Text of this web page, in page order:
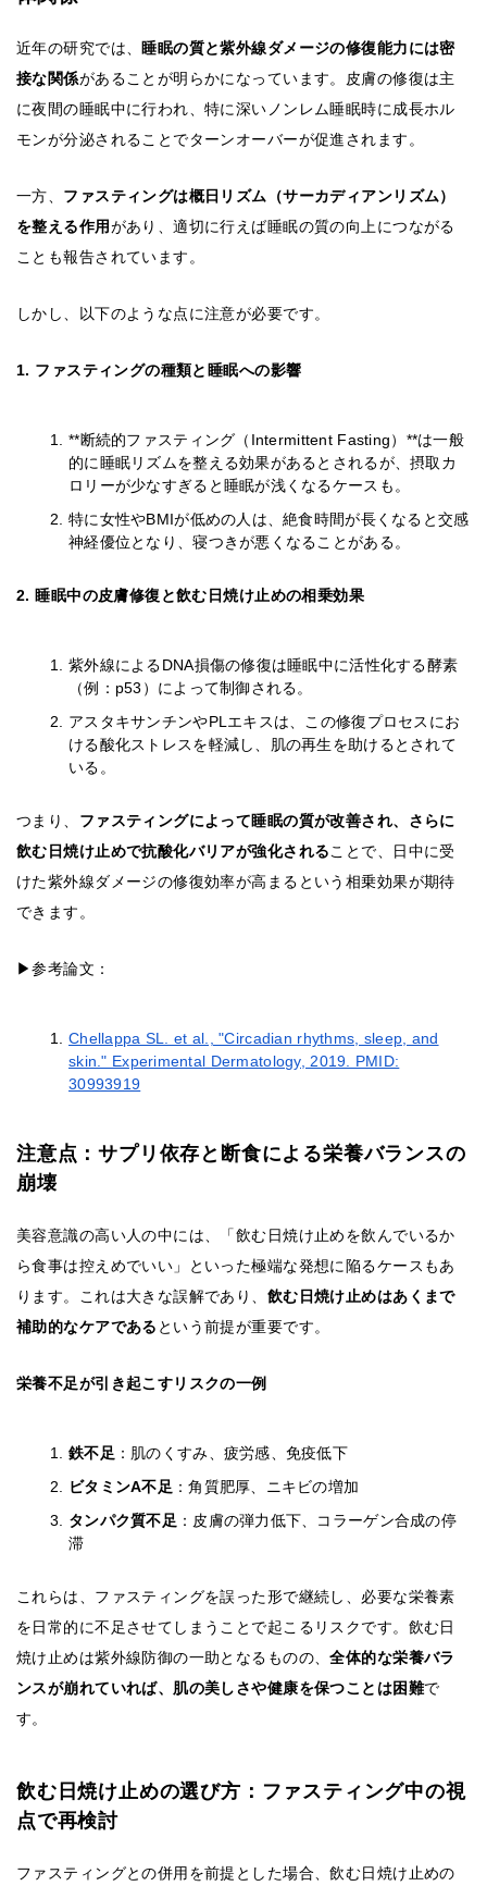
近年の研究では、
睡眠の質と紫外線ダメージの修復能力には密
接な関係があることが明らかになっています。皮膚の修復は主
に夜間の睡眠中に行われ、特に深いノンレム睡眠時に成長ホル
モンが分泌されることでターンオーバーが促進されます。
一方、 ファスティングは概日リズム（サーカディアンリズム）
を整える作用があり、適切に行えば睡眠の質の向上につながる
ことも報告されています。
しかし、以下のような点に注意が必要です。
1. ファスティングの種類と睡眠への影響
**断続的ファスティング（Intermittent Fasting）**は一般
的に睡眠リズムを整える効果があるとされるが、摂取カ
ロリーが少なすぎると睡眠が浅くなるケースも。
特に女性やBMIが低めの人は、絶食時間が長くなると交感
神経優位となり、寝つきが悪くなることがある。
2. 睡眠中の皮膚修復と飲む日焼け止めの相乗効果
紫外線によるDNA損傷の修復は睡眠中に活性化する酵素
（例：p53）によって制御される。
アスタキサンチンやPLエキスは、この修復プロセスにお
ける酸化ストレスを軽減し、肌の再生を助けるとされて
いる。
つまり、 ファスティングによって睡眠の質が改善され、さらに
飲む日焼け止めで抗酸化バリアが強化されることで、日中に受
けた紫外線ダメージの修復効率が高まるという相乗効果が期待
できます。
▶参考論文：
Chellappa SL. et al., "Circadian rhythms, sleep, and
skin." Experimental Dermatology, 2019. PMID:
30993919
注意点：サプリ依存と断食による栄養バランスの
崩壊
美容意識の高い人の中には、「飲む日焼け止めを飲んでいるか
ら食事は控えめでいい」といった極端な発想に陥るケースもあ
ります。これは大きな誤解であり、 飲む日焼け止めはあくまで
補助的なケアである という前提が重要です。
栄養不足が引き起こすリスクの一例
鉄不足：肌のくすみ、疲労感、免疫低下
ビタミンA不足：角質肥厚、ニキビの増加
タンパク質不足：皮膚の弾力低下、コラーゲン合成の停
滞
これらは、ファスティングを誤った形で継続し、必要な栄養素
を日常的に不足させてしまうことで起こるリスクです。飲む日
焼け止めは紫外線防御の一助となるものの、全体的な栄養バラ
ンスが崩れていれば、肌の美しさや健康を保つことは困難で
す。
飲む日焼け止めの選び方：ファスティング中の視
点で再検討
ファスティングとの併用を前提とした場合、飲む日焼け止めの